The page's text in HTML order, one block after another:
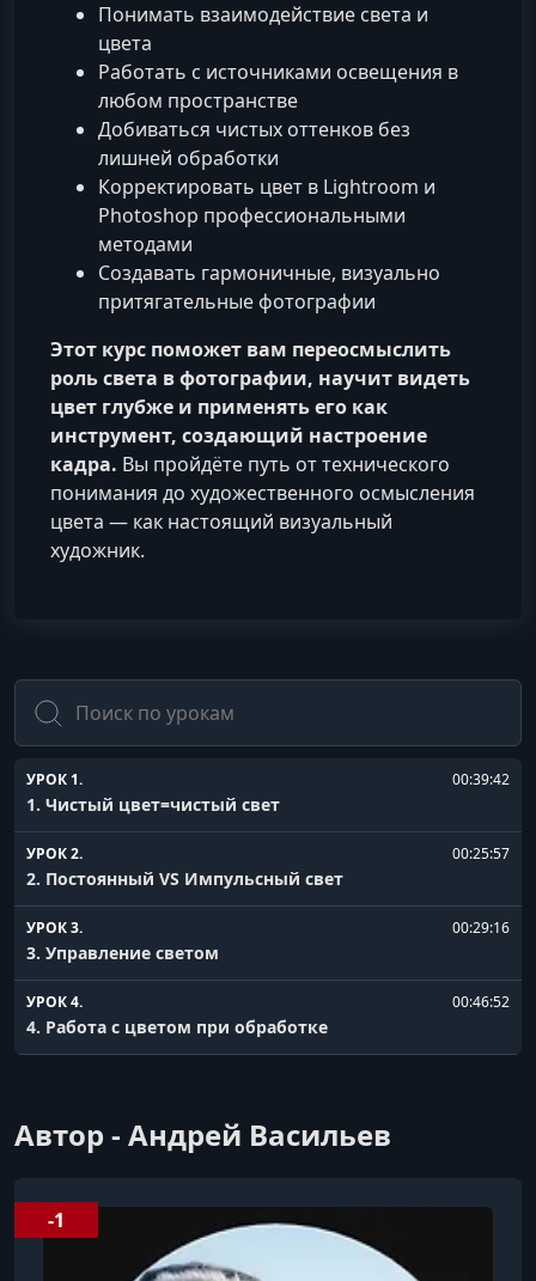
Понимать взаимодействие света и
цвета
Работать с источниками освещения в
любом пространстве
Добиваться чистых оттенков без
лишней обработки
Корректировать цвет в Lightroom и
Photoshop профессиональными
методами
Создавать гармоничные, визуально
притягательные фотографии
Этот курс поможет вам переосмыслить
роль света в фотографии, научит видеть
цвет глубже и применять его как
инструмент, создающий настроение
кадра. Вы пройдёте путь от технического
понимания до художественного осмысления
цвета — как настоящий визуальный
художник.
Поиск
УРОК 1. 00:39:42
1. Чистый цвет=чистый свет
УРОК 2. 00:25:57
2. Постоянный VS Импульсный свет
УРОК 3. 00:29:16
3. Управление светом
УРОК 4. 00:46:52
4. Работа с цветом при обработке
Автор - Андрей Васильев
-1